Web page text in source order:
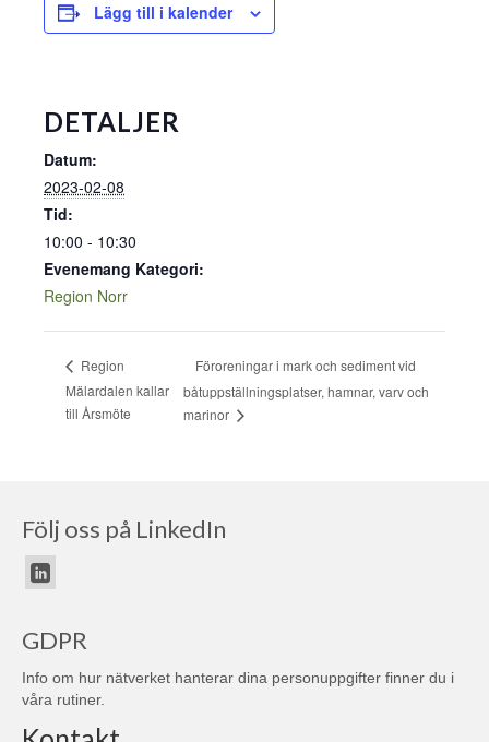
Lägg till i kalender
DETALJER
Datum:
2023-02-08
Tid:
10:00 - 10:30
Evenemang Kategori:
Region Norr
Region
Mälardalen kallar
till Årsmöte
Föroreningar i mark och sediment vid
båtuppställningsplatser, hamnar, varv och
marinor
Följ oss på LinkedIn
GDPR
Info om hur nätverket hanterar dina personuppgifter finner du i
våra rutiner.